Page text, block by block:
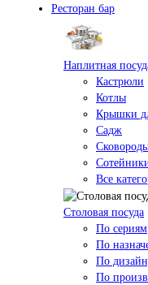
Ресторан бар
Наплитная
Кастрюли
Котлы
Крышки
Садж
Все
Столовая посуда
По сериям
По
По
По